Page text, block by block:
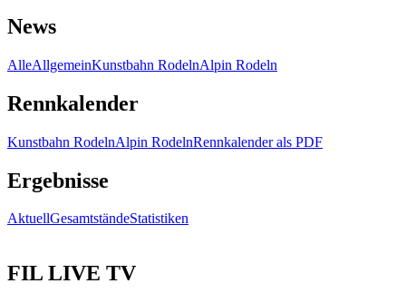
News
AlleAllgemeinKunstbahn RodelnAlpin Rodeln
Rennkalender
Kunstbahn RodelnAlpin RodelnRennkalender als PDF
Ergebnisse
AktuellGesamtständeStatistiken
FIL LIVE TV